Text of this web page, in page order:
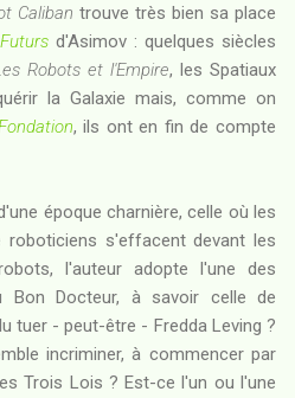
Caliban trouve très bien sa place
d'Asimov : quelques siècles
Robots et l'Empire, les Spatiaux
la Galaxie mais, comme on
, ils ont en fin de compte
époque charnière, celle où les
s'effacent devant les
l'auteur adopte l'une des
Bon Docteur, à savoir celle de
tuer - peut-être - Fredda Leving ?
incriminer, à commencer par
Trois Lois ? Est-ce l'un ou l'une